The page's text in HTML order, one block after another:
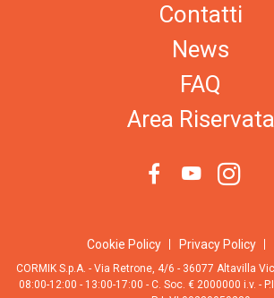
Contatti
News
FAQ
Area Riservata
Cookie Policy Privacy Policy
CORMIK S.p.A. - Via Retrone, 4/6 - 36077 Altavilla
08:00-12:00 - 13:00-17:00 - C. Soc. € 2000000 i.v. -